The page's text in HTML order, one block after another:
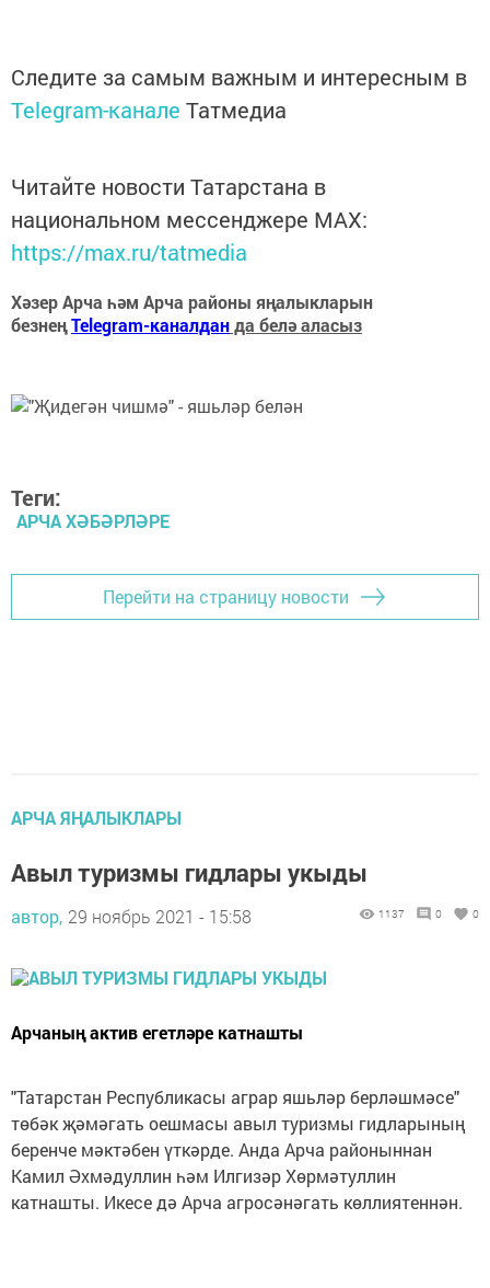
Следите за самым важным и интересным в
Telegram-канале Татмедиа
Читайте новости Татарстана в
национальном мессенджере MАХ:
https://max.ru/tatmedia
Хәзер Арча һәм Арча районы яңалыкларын
безнеңTelegram-каналданда белә аласыз
Теги:
АРЧА ХӘБӘРЛӘРЕ
Перейти на страницу новости
АРЧА ЯҢАЛЫКЛАРЫ
Авыл туризмы гидлары укыды
автор, 29 ноябрь 2021 - 15:58 1137 0 0
Арчаның актив егетләре катнашты
"Татарстан Республикасы аграр яшьләр берләшмәсе"
төбәк җәмәгать оешмасы авыл туризмы гидларының
беренче мәктәбен үткәрде. Анда Арча районыннан
Камил Әхмәдуллин һәм Илгизәр Хөрмәтуллин
катнашты. Икесе дә Арча агросәнәгать көллиятеннән.